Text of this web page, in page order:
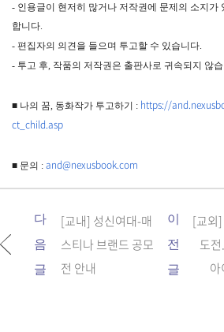
- 인용글이 현저히 많거나 저작권에 문제의 소지가
합니다.
- 편집자의 의견을 들으며 투고할 수 있습니다.
- 투고 후, 작품의 저작권은 출판사로 귀속되지 않
■ 나의 꿈, 동화작가 투고하기 : https://
ct_child.asp
■ 문의 : and@nexusbook.com
다
음
글
[교내] 성신여대-매
스티나 브랜드 공모
전 안내
이
전
글
[교외
도